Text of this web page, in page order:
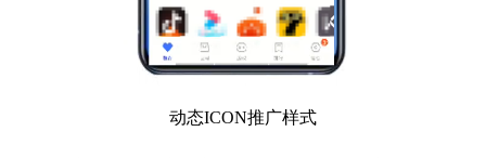
动态ICON推广样式